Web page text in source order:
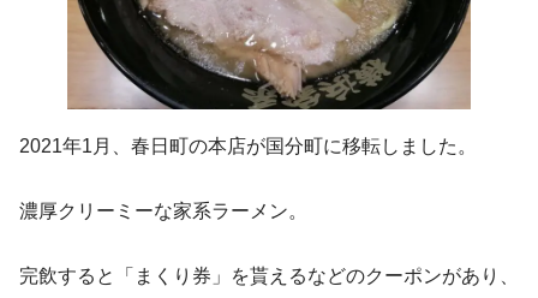
2021年1月、春日町の本店が国分町に移転しました。
濃厚クリーミーな家系ラーメン。
完飲すると「まくり券」を貰えるなどのクーポンがあり、